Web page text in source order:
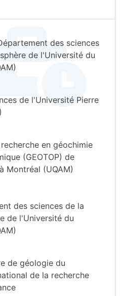
des sciences
de l'Université du
de l'Université Pierre
en géochimie
(GEOTOP) de
Montréal (UQAM)
des sciences de la
de l'Université du
de géologie du
de la recherche